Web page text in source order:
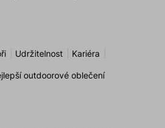
Udržitelnost Kariéra
outdoorové oblečení